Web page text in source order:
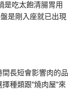
是吃太飽清腸胃用
是剛入座就已出現
長短會影響肉的品
種類跟”燒肉屋”來